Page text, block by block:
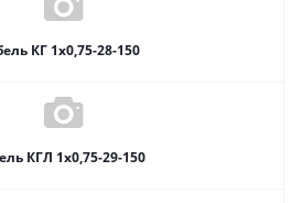
КГ 1х0,75-28-150
КГЛ 1х0,75-29-150